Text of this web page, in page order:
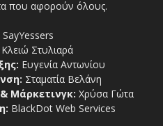
που αφορούν όλους.
Κλειώ Στυλιαρά
Ευγενία Αντωνίου
Σταματία Βελάνη
Μάρκετινγκ: Χρύσα Γώτα
BlackDot Web Services